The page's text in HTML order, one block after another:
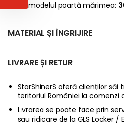
* Fotomodelul poartă mărimea:
MATERIAL ȘI ÎNGRIJIRE
LIVRARE ȘI RETUR
StarShinerS oferă clienților săi
teritoriul României la comenzi
Livrarea se poate face prin
sau ridicare de la GLS Locker /